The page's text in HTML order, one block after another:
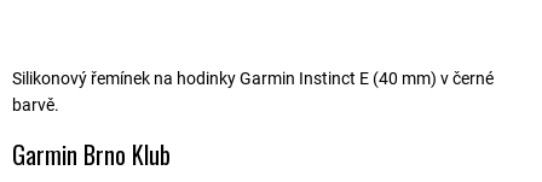
Silikonový řemínek na hodinky Garmin Instinct E (40 mm) v černé
barvě.
Garmin Brno Klub